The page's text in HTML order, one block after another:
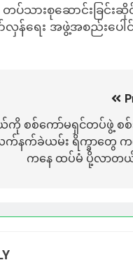
ားစုဆောင်းခြင်းဆိုင်ရ
ရေး အဖွဲ့အစည်းပေါ
ကို စစ်ကော်မရှင်တပ်ဖွဲ့ စ
လက်နက်ခဲယမ်း ရိက္ခာတွေ
ကနေ ထပ်မံ ပို့လာတ